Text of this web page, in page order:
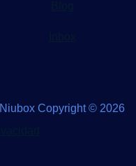
Niubox Copyright © 2026